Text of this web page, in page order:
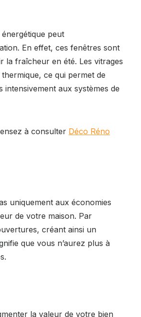
peut
En effet, ces fenêtres sont
la fraîcheur en été. Les vitrages
ce qui permet de
aux systèmes de
à consulter Déco Réno
uniquement aux économies
de votre maison. Par
créant ainsi un
que vous n’aurez plus à
la valeur de votre bien